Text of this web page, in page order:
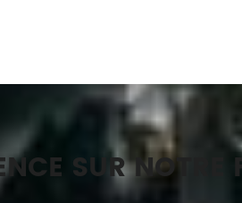
SUR